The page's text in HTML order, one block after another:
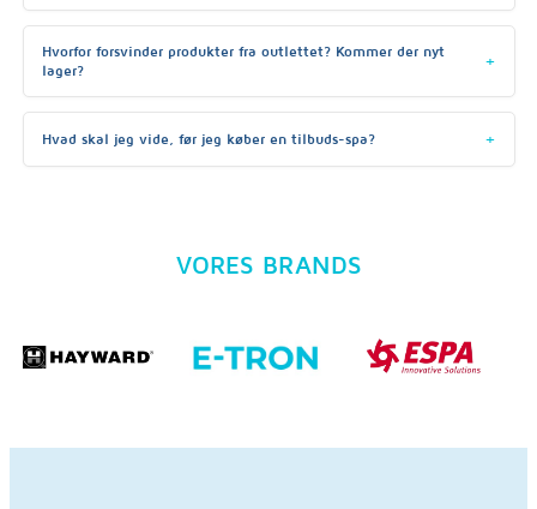
Hvorfor forsvinder produkter fra outlettet? Kommer der nyt
lager?
Hvad skal jeg vide, før jeg køber en tilbuds-spa?
VORES BRANDS